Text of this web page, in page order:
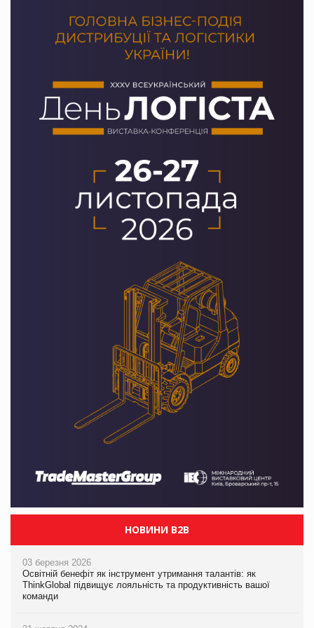
НОВИНИ B2B
03 березня 2026
Освітній бенефіт як інструмент утримання талантів: як
ThinkGlobal підвищує лояльність та продуктивність вашої
команди